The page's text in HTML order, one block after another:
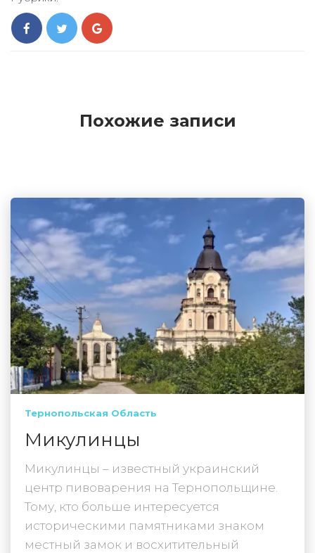
Похожие записи
Тернопольская Область
Микулинцы
Микулинцы – известный украинский
центр пивоварения на Тернопольщине.
Тому, кто больше интересуется
историческими памятниками знаком
местный замок и восхитительный